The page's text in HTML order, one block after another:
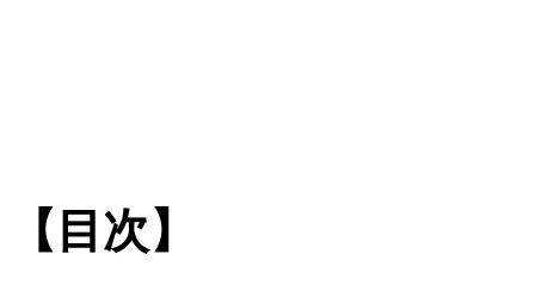
【目次】